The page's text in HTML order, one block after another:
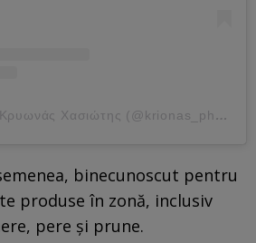
A post shared by Κρυωνάς Χασιώτης (@krionas_photography)
binecunoscut pentru
produse în zonă, inclusiv
pere și prune.